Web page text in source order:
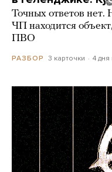
Точных ответов нет.
ЧП находится
ПВО
РАЗБОР 3 карточки 4 дня